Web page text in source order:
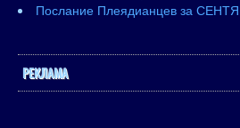
Послание Плеядианцев за
РЕКЛАМА